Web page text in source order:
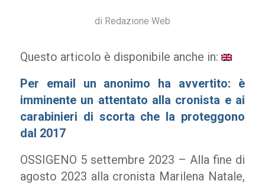
di Redazione Web
Questo articolo è disponibile anche in:
Per email un anonimo ha avvertito: è
imminente un attentato alla cronista e ai
carabinieri di scorta che la proteggono
dal 2017
OSSIGENO 5 settembre 2023 – Alla fine di
agosto 2023 alla cronista Marilena Natale,